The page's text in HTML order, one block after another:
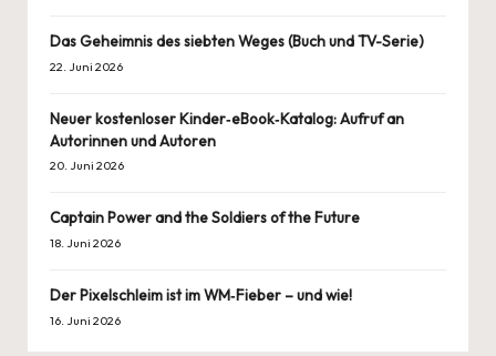
Das Geheimnis des siebten Weges (Buch und TV-Serie)
22. Juni 2026
Neuer kostenloser Kinder‑eBook‑Katalog: Aufruf an
Autorinnen und Autoren
20. Juni 2026
Captain Power and the Soldiers of the Future
18. Juni 2026
Der Pixelschleim ist im WM‑Fieber – und wie!
16. Juni 2026